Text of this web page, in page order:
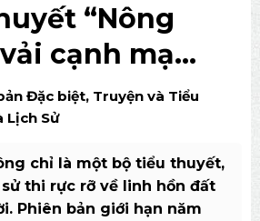
“Nông
cạnh mạ
bộ 2 tập)
Đặc biệt, Truyện và Tiểu
Lịch Sử
chỉ là một bộ tiểu thuyết,
thi rực rỡ về linh hồn đất
Phiên bản giới hạn năm